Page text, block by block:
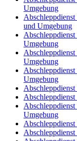
Umgebung
und Umgebung
Umgebung
Umgebung
Umgebung
Umgebung